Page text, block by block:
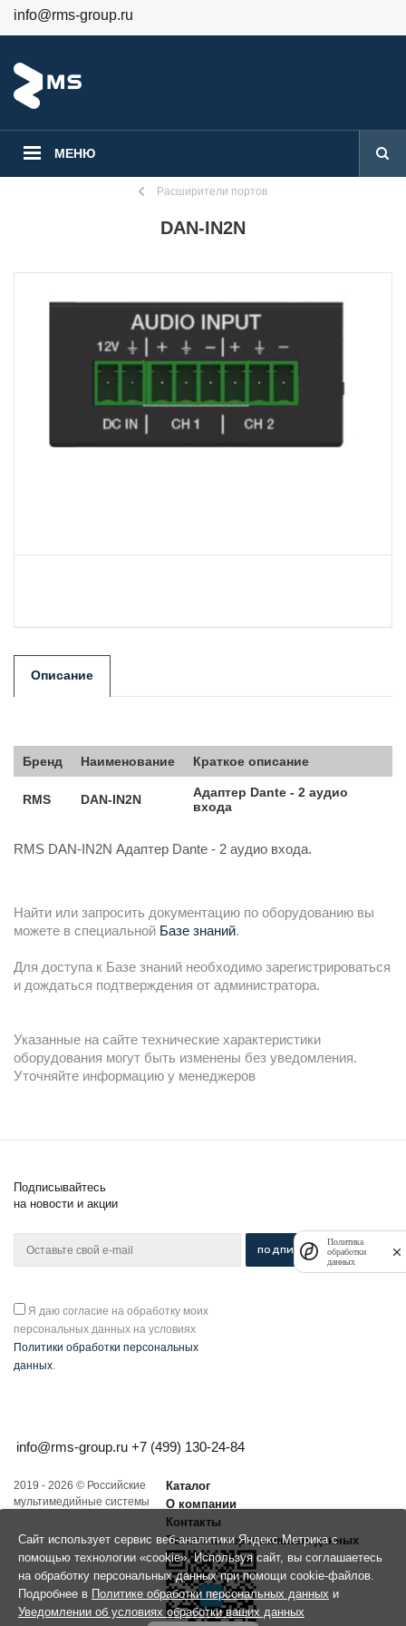
info@rms-group.ru
МЕНЮ
Расширители портов
DAN-IN2N
Описание
Бренд Наименование Краткое описание
RMS DAN-IN2N
Адаптер Dante - 2 аудио
входа
RMS DAN-IN2N Адаптер Dante - 2 аудио входа.
Найти или запросить документацию по оборудованию вы
можете в специальной Базе знаний.
Для доступа к Базе знаний необходимо зарегистрироваться
и дождаться подтверждения от администратора.
Указанные на сайте технические характеристики
оборудования могут быть изменены без уведомления.
Уточняйте информацию у менеджеров
Подписывайтесь
на новости и акции
Я даю согласие на обработку моих
персональных данных на условиях
Политики обработки персональных
данных.
info@rms-group.ru +7 (499) 130-24-84
2019 - 2026 © Российские
мультимедийные системы
Каталог
О компании
Контакты
Политика персональных данных
Политика
обработки
данных
Сайт использует сервис веб-аналитики Яндекс.Метрика с
помощью технологии «cookie». Используя сайт, вы соглашаетесь
на обработку персональных данных при помощи cookie-файлов.
Подробнее в Политике обработки персональных данных и
Уведомлении об условиях обработки ваших данных